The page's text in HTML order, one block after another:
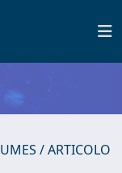
/ ARTICOLO